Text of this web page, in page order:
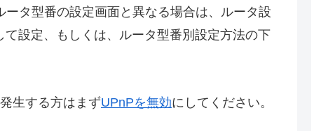
タ型番の設定画面と異なる場合は、ルータ設
設定、もしくは、ルータ型番別設定方法の下
生する方はまずUPnPを無効にしてください。